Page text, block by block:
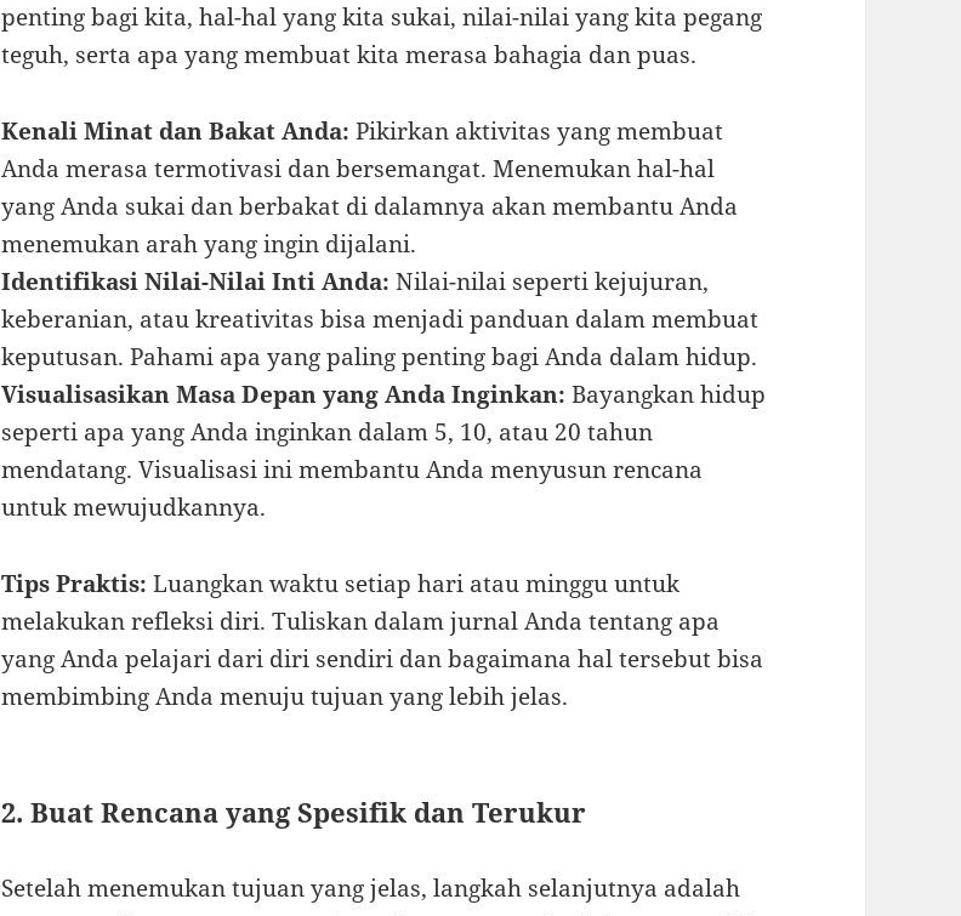
penting bagi kita, hal-hal yang kita sukai, nilai-nilai yang kita pegang
teguh, serta apa yang membuat kita merasa bahagia dan puas.
Kenali Minat dan Bakat Anda: Pikirkan aktivitas yang membuat
Anda merasa termotivasi dan bersemangat. Menemukan hal-hal
yang Anda sukai dan berbakat di dalamnya akan membantu Anda
menemukan arah yang ingin dijalani.
Identifikasi Nilai-Nilai Inti Anda: Nilai-nilai seperti kejujuran,
keberanian, atau kreativitas bisa menjadi panduan dalam membuat
keputusan. Pahami apa yang paling penting bagi Anda dalam hidup.
Visualisasikan Masa Depan yang Anda Inginkan: Bayangkan hidup
seperti apa yang Anda inginkan dalam 5, 10, atau 20 tahun
mendatang. Visualisasi ini membantu Anda menyusun rencana
untuk mewujudkannya.
Tips Praktis: Luangkan waktu setiap hari atau minggu untuk
melakukan refleksi diri. Tuliskan dalam jurnal Anda tentang apa
yang Anda pelajari dari diri sendiri dan bagaimana hal tersebut bisa
membimbing Anda menuju tujuan yang lebih jelas.
2. Buat Rencana yang Spesifik dan Terukur
Setelah menemukan tujuan yang jelas, langkah selanjutnya adalah